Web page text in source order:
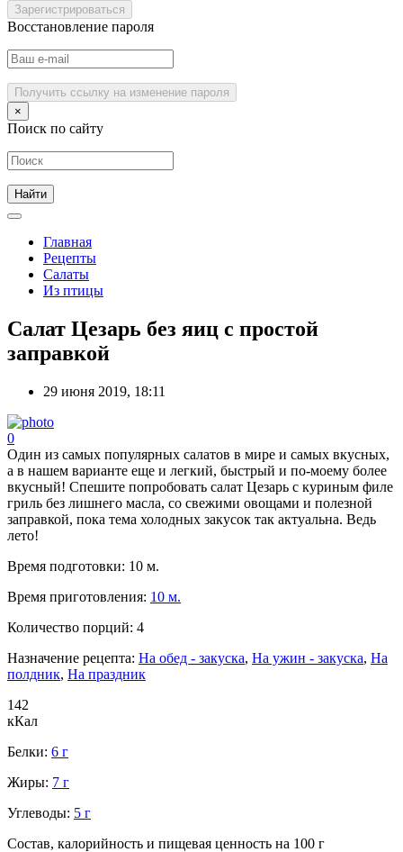
Зарегистрироваться
Восстановление пароля
Получить ссылку на изменение пароля
×
Поиск по сайту
Главная
Рецепты
Салаты
Из птицы
Салат Цезарь без яиц с простой
заправкой
29 июня 2019, 18:11
0
Один из самых популярных салатов в мире и самых вкусных,
а в нашем варианте еще и легкий, быстрый и по-моему более
вкусный! Спешите попробовать салат Цезарь с куриным филе
гриль без лишнего масла, со свежими овощами и полезной
заправкой, пока тема холодных закусок так актуальна. Ведь
лето!
Время подготовки: 10 м.
Время приготовления: 10 м.
Количество порций: 4
Назначение рецепта: На обед - закуска, На ужин - закуска, На
полдник, На праздник
142
кКал
Белки: 6 г
Жиры: 7 г
Углеводы: 5 г
Состав, калорийность и пищевая ценность на 100 г